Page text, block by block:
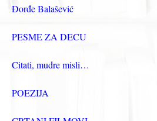
Đorđe Balašević
PESME ZA DECU
Citati, mudre misli…
POEZIJA